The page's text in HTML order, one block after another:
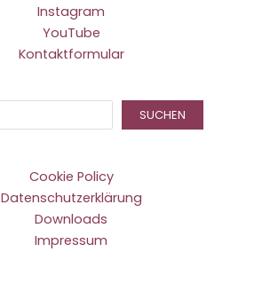
Instagram
YouTube
Kontaktformular
SUCHEN
Cookie Policy
Datenschutzerklärung
Downloads
Impressum